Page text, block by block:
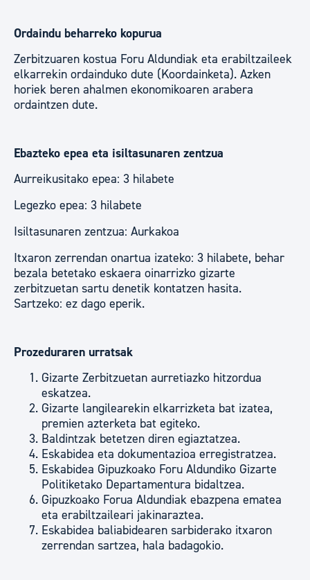
Ordaindu beharreko kopurua
Zerbitzuaren kostua Foru Aldundiak eta erabiltzaileek
elkarrekin ordainduko dute (Koordainketa). Azken
horiek beren ahalmen ekonomikoaren arabera
ordaintzen dute.
Ebazteko epea eta isiltasunaren zentzua
Aurreikusitako epea: 3 hilabete
Legezko epea: 3 hilabete
Isiltasunaren zentzua: Aurkakoa
Itxaron zerrendan onartua izateko: 3 hilabete, behar
bezala betetako eskaera oinarrizko gizarte
zerbitzuetan sartu denetik kontatzen hasita.
Sartzeko: ez dago eperik.
Prozeduraren urratsak
Gizarte Zerbitzuetan aurretiazko hitzordua
eskatzea.
Gizarte langilearekin elkarrizketa bat izatea,
premien azterketa bat egiteko.
Baldintzak betetzen diren egiaztatzea.
Eskabidea eta dokumentazioa erregistratzea.
Eskabidea Gipuzkoako Foru Aldundiko Gizarte
Politiketako Departamentura bidaltzea.
Gipuzkoako Forua Aldundiak ebazpena ematea
eta erabiltzaileari jakinaraztea.
Eskabidea baliabidearen sarbiderako itxaron
zerrendan sartzea, hala badagokio.